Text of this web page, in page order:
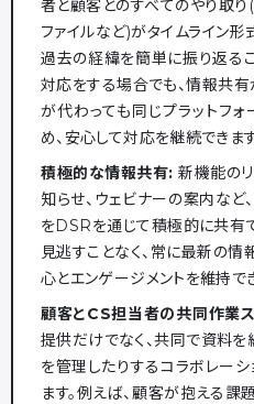
者と顧客とのすべてのやり取り(
ファイルなど)がタイムライン形
過去の経緯を簡単に振り返る
対応をする場合でも、情報共
が代わっても同じプラットフ
め、安心して対応を継続できます
積極的な情報共有: 新機能の
知らせ、ウェビナーの案内な
をDSRを通じて積極的に共有
見逃すことなく、常に最新の
心とエンゲージメントを維持で
顧客とCS担当者の共同作業
提供だけでなく、共同で資料を
を管理したりするコラボレー
ます。例えば、顧客が抱える